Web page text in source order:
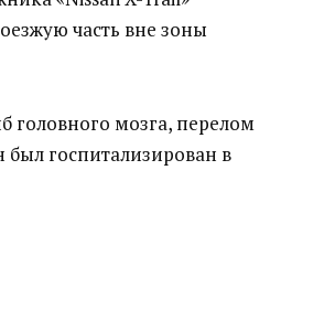
часть вне зоны
мозга, перелом
госпитализирован в